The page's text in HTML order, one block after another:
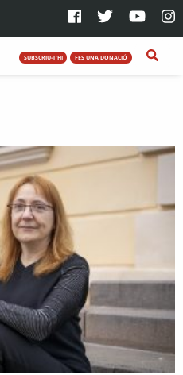
SUBSCRIU-T'HI FES UNA DONACIÓ